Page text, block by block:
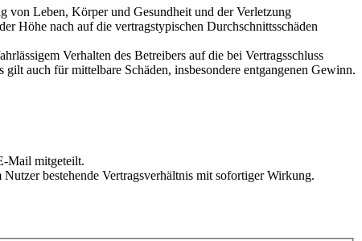
von Leben, Körper und Gesundheit und der Verletzung
Höhe nach auf die vertragstypischen Durchschnittsschäden
Verhalten des Betreibers auf die bei Vertragsschluss
auch für mittelbare Schäden, insbesondere entgangenen Gewinn.
Mail mitgeteilt.
bestehende Vertragsverhältnis mit sofortiger Wirkung.